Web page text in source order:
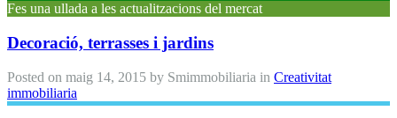
Fes una ullada a les actualitzacions del mercat
Decoració, terrasses i jardins
Posted on maig 14, 2015 by Smimmobiliaria in Creativitat
immobiliaria